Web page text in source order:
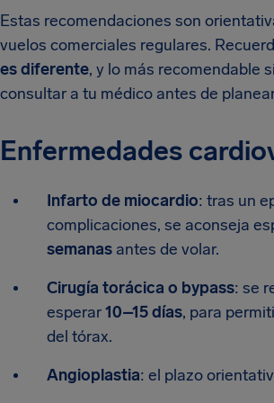
Estas recomendaciones son
vuelos comerciales regulares.
es diferente, y lo más recomendable
consultar a tu médico antes de
Enfermedades
Infarto de miocardio: tras un
complicaciones, se aconseja
semanas antes de volar.
Cirugía torácica o bypass: se
esperar10–15 días, para
del tórax.
Angioplastia: el plazo